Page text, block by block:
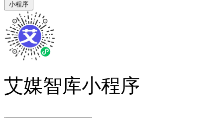
小程序
艾媒智库小程序